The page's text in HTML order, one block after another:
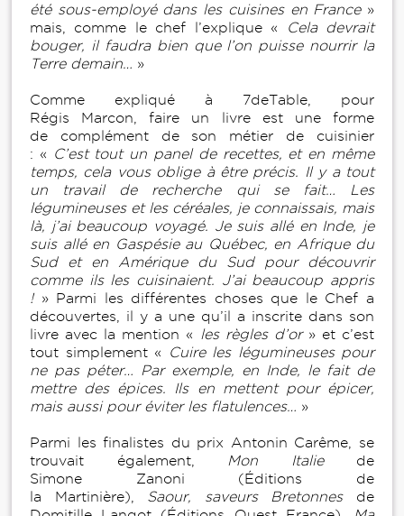
été sous-employé dans les cuisines en France »
mais, comme le chef l’explique «
Cela devrait
bouger, il faudra bien que l’on puisse nourrir la
Terre demain… »
Comme expliqué à 7deTable, pour
Régis Marcon, faire un livre est une forme
de complément de son métier de cuisinier
: « C’est tout un panel de recettes, et en même
temps, cela vous oblige à être précis. Il y a tout
un travail de recherche qui se fait… Les
légumineuses et les céréales, je connaissais, mais
là, j’ai beaucoup voyagé. Je suis allé en Inde, je
suis allé en Gaspésie au Québec, en Afrique du
Sud et en Amérique du Sud pour découvrir
comme ils les cuisinaient. J’ai beaucoup appris
!» Parmi les différentes choses que le Chef a
découvertes, il y a une qu’il a inscrite dans son
livre avec la mention « les règles d’or» et c’est
tout simplement «
Cuire les légumineuses pour
ne pas péter… Par exemple, en Inde, le fait de
mettre des épices. Ils en mettent pour épicer,
mais aussi pour éviter les flatulences… »
Parmi les finalistes du prix Antonin Carême, se
trouvait également,
Mon Italie de
Simone Zanoni (Éditions de
la Martinière), Saour, saveurs Bretonnesde